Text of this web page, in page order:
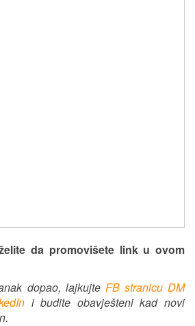
da promovišete link u ovom
dopao, lajkujte FB stranicu DM
i budite obavješteni kad novi